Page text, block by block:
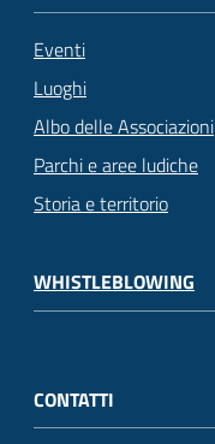
Eventi
Luoghi
Albo delle Associazioni
Parchi e aree ludiche
Storia e territorio
WHISTLEBLOWING
CONTATTI